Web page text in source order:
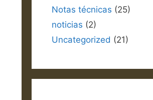
Notas técnicas (25)
noticias (2)
Uncategorized (21)